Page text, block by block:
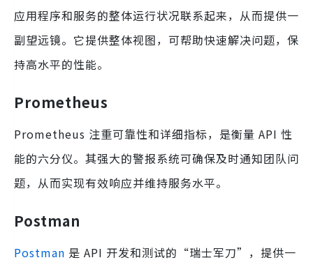
应用程序和服务的整体运行状况联系起来，从而提供一
副望远镜。它提供整体视图，可帮助快速解决问题，保
持高水平的性能。
Prometheus
Prometheus 注重可靠性和详细指标，是衡量 API 性
能的六分仪。其强大的警报系统可确保及时通知团队问
题，从而实现有效响应并维持服务水平。
Postman
Postman 是 API 开发和测试的“瑞士军刀”，提供一